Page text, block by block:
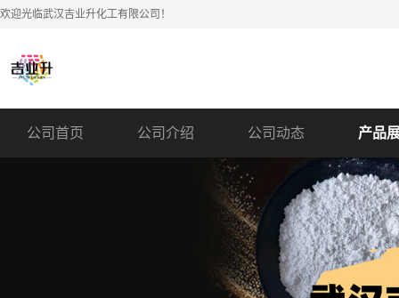
欢迎光临武汉吉业升化工有限公司！
公司首页 公司介绍 公司动态 产品